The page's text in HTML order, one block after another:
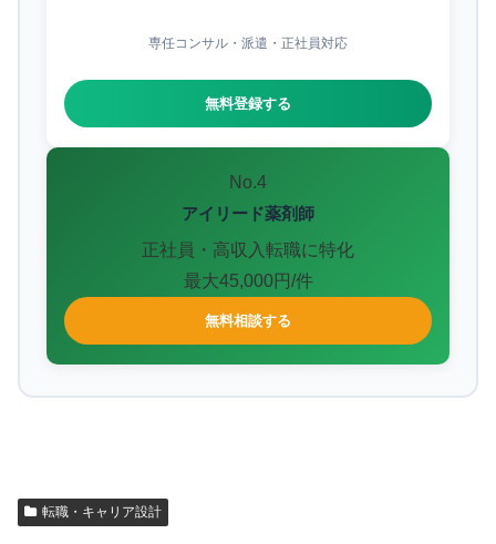
専任コンサル・派遣・正社員対応
無料登録する
No.4
アイリード薬剤師
正社員・高収入転職に特化
最大45,000円/件
無料相談する
転職・キャリア設計